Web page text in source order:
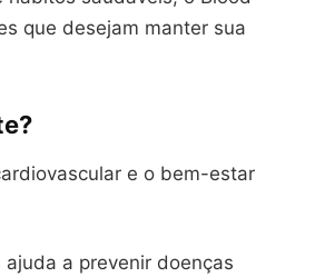
que desejam manter sua
e o bem-estar
a prevenir doenças